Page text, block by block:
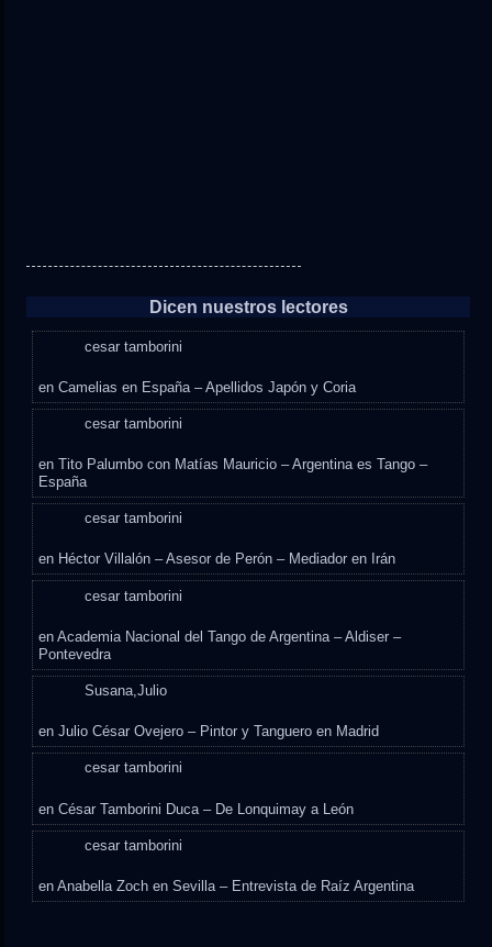
Dicen nuestros lectores
cesar tamborini
enCamelias en España – Apellidos Japón y Coria
cesar tamborini
enTito Palumbo con Matías Mauricio – Argentina es Tango –
España
cesar tamborini
en Héctor Villalón – Asesor de Perón – Mediador en Irán
cesar tamborini
enAcademia Nacional del Tango de Argentina – Aldiser –
Pontevedra
Susana,Julio
enJulio César Ovejero – Pintor y Tanguero en Madrid
cesar tamborini
enCésar Tamborini Duca – De Lonquimay a León
cesar tamborini
enAnabella Zoch en Sevilla – Entrevista de Raíz Argentina